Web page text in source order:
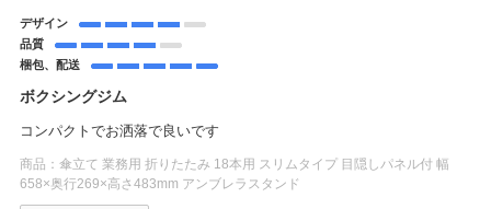
デザイン
品質
梱包、配送
ボクシングジム
コンパクトでお洒落で良いです
商品： 傘立て 業務用 折りたたみ 18本用 スリムタイプ 目隠しパネル付 幅
658×奥行269×高さ483mm アンブレラスタンド